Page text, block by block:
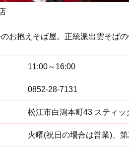
お抱えそば屋。正統派出雲そばの
11:00～16:00
0852-28-7131
松江市白潟本町43 スティッ
火曜(祝日の場合は営業)、